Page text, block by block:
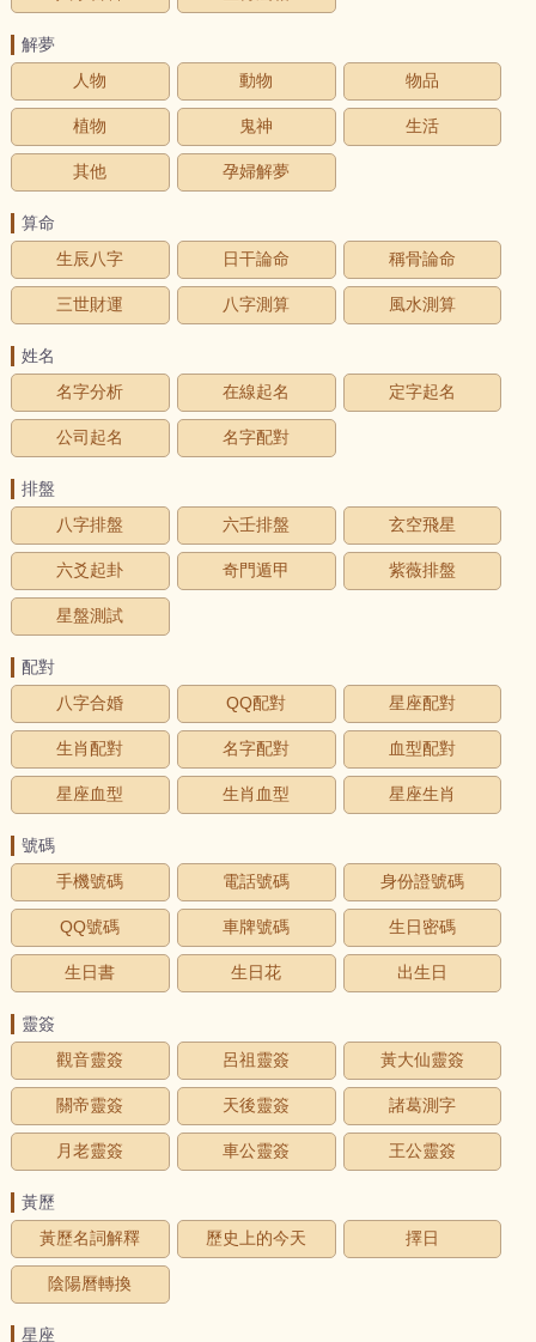
解夢
人物
動物 物品
植物 鬼神 生活
其他 孕婦解夢
算命
生辰八字
日干論命 稱骨論命
三世財運 八字測算 風水測算
姓名
名字分析
在線起名 定字起名
公司起名 名字配對
排盤
八字排盤
六壬排盤 玄空飛星
六爻起卦 奇門遁甲 紫薇排盤
星盤測試
配對
八字合婚
QQ配對 星座配對
生肖配對 名字配對 血型配對
星座血型 生肖血型 星座生肖
號碼
手機號碼
電話號碼 身份證號碼
QQ號碼 車牌號碼 生日密碼
生日書 生日花 出生日
靈簽
觀音靈簽
呂祖靈簽 黃大仙靈簽
關帝靈簽 天後靈簽 諸葛測字
月老靈簽 車公靈簽 王公靈簽
黃歷
黃歷名詞解釋
歷史上的今天 擇日
陰陽曆轉換
星座